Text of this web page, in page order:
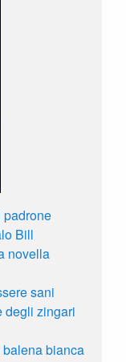
padrone
Bill
novella
sani
degli zingari
bianca